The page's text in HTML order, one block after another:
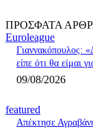
ΠΡΟΣΦΑΤΑ
Euroleague
Γιαννακόπουλος:
είπε ότι θα είμαι
09/08/2026
featured
Απέκτησε